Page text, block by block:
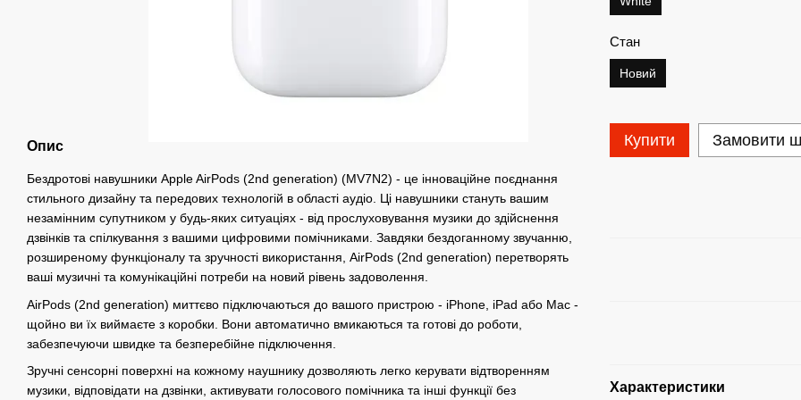
Опис
Бездротові навушники Apple AirPods (2nd generation) (MV7N2) - це інноваційне поєднання
стильного дизайну та передових технологій в області аудіо. Ці навушники стануть вашим
незамінним супутником у будь-яких ситуаціях - від прослуховування музики до здійснення
дзвінків та спілкування з вашими цифровими помічниками. Завдяки бездоганному звучанню,
розширеному функціоналу та зручності використання, AirPods (2nd generation) перетворять
ваші музичні та комунікаційні потреби на новий рівень задоволення.
AirPods (2nd generation) миттєво підключаються до вашого пристрою - iPhone, iPad або Mac -
щойно ви їх виймаєте з коробки. Вони автоматично вмикаються та готові до роботи,
забезпечуючи швидке та безперебійне підключення.
Зручні сенсорні поверхні на кожному наушнику дозволяють легко керувати відтворенням
музики, відповідати на дзвінки, активувати голосового помічника та інші функції без
Стан
Новий
Купити Замовити
Характеристики